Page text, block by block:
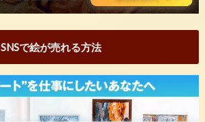
SNSで絵が売れる方法